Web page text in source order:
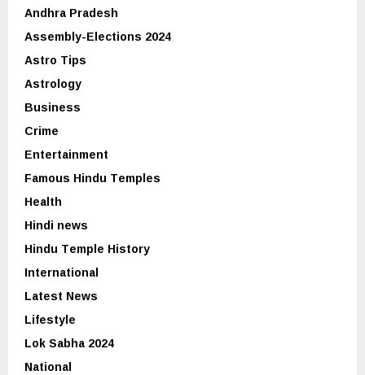
Andhra Pradesh
Assembly-Elections 2024
Astro Tips
Astrology
Business
Crime
Entertainment
Famous Hindu Temples
Health
Hindi news
Hindu Temple History
International
Latest News
Lifestyle
Lok Sabha 2024
National